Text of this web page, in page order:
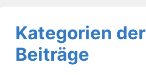
Kategorien der
Beiträge